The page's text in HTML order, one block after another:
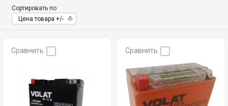
Сортировать по
Цена товара +/-
Сравнить Сравнить